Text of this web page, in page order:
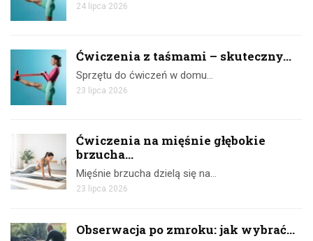
24 lipca 2026
Ćwiczenia z taśmami – skuteczny...
Sprzętu do ćwiczeń w domu…
23 lipca 2026
Ćwiczenia na mięśnie głębokie
brzucha...
Mięśnie brzucha dzielą się na…
23 lipca 2026
Obserwacja po zmroku: jak wybrać...